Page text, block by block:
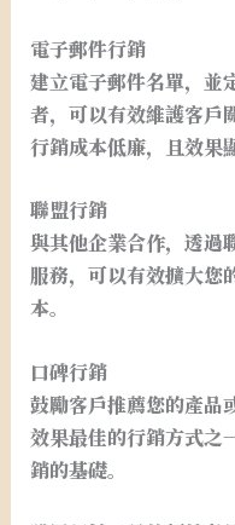
電子郵件行銷
建立電子郵件名單，並
者，可以有效維護客戶
行銷成本低廉，且效果
聯盟行銷
與其他企業合作，透過
服務，可以有效擴大您
本。
口碑行銷
鼓勵客戶推薦您的產品
效果最佳的行銷方式之
銷的基礎。